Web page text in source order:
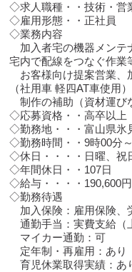
◇求人職種・・技術・営
◇雇用形態・・正社員
◇業務内容
加入者宅の機器メンテ
宅内で配線をつなぐ作業
お客様向け提案営業、
（社用車 軽四AT車使用）
制作の補助（資材運び
◇応募資格・・高卒以上
◇勤務地・・・富山県氷
◇勤務時間・・9時00分
◇休日・・・・日曜、祝
◇年間休日・・107日
◇給与・・・・190,600
◇勤務待遇
加入保険：雇用保険、
通勤手当：実費支給（
マイカー通勤：可
定年制・再雇用：あり
育児休業取得実績：あ